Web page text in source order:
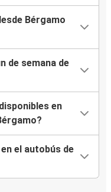
Bérgamo
de semana de
en
el autobús de